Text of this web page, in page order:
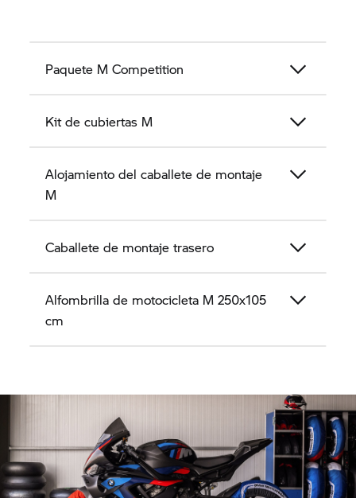
Paquete M Competition
Kit de cubiertas M
Alojamiento del caballete de montaje
M
Caballete de montaje trasero
Alfombrilla de motocicleta M 250x105
cm